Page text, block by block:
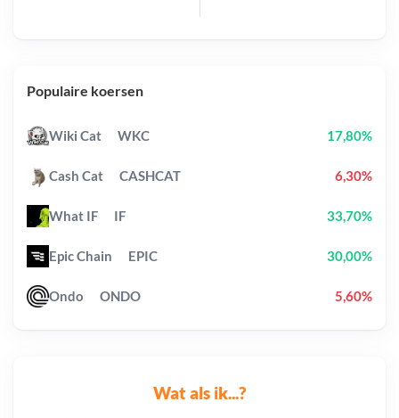
Wat als ik...?
Populaire koersen
Wiki Cat WKC 17,80%
Cash Cat CASHCAT 6,30%
What IF IF 33,70%
Epic Chain EPIC 30,00%
Ondo ONDO 5,60%